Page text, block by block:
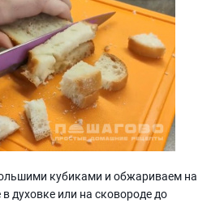
кубиками и обжариваем на
духовке или на сковороде до